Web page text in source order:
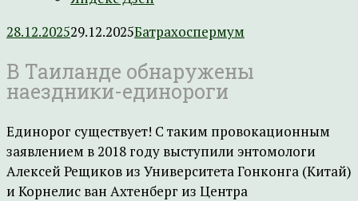
28.12.202529.12.2025Батрахоспермум
В Таиланде обнаружены
наездники-единороги
Единорог существует! С таким провокационным
заявлением в 2018 году выступили энтомологи
Алексей Рещиков из Университета Гонконга (Китай)
и Корнелис ван Ахтенберг из Центра